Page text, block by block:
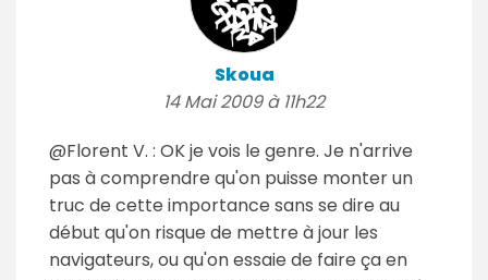
Skoua
14 Mai 2009 à 11h22
@Florent V. : OK je vois le genre. Je n'arrive
pas à comprendre qu'on puisse monter un
truc de cette importance sans se dire au
début qu'on risque de mettre à jour les
navigateurs, ou qu'on essaie de faire ça en